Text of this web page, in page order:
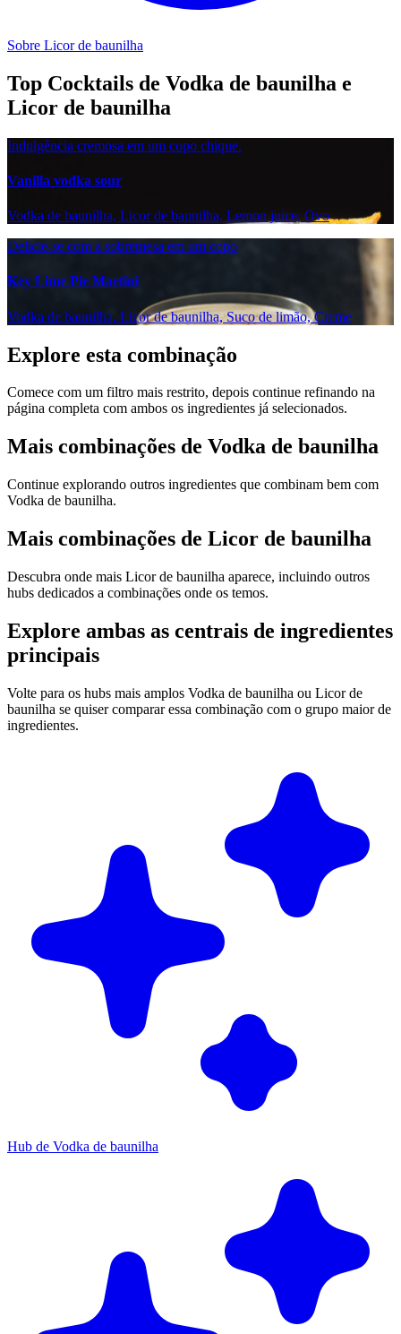
Sobre Licor de baunilha
Top Cocktails de Vodka de baunilha e
Licor de baunilha
Indulgência cremosa em um copo chique.
Vanilla vodka sour
Vodka de baunilha, Licor de baunilha, Lemon juice, Ovo
Delicie-se com a sobremesa em um copo
Key Lime Pie Martini
Vodka de baunilha, Licor de baunilha, Suco de limão, Creme
Explore esta combinação
Comece com um filtro mais restrito, depois continue refinando na
página completa com ambos os ingredientes já selecionados.
Mais combinações de Vodka de baunilha
Continue explorando outros ingredientes que combinam bem com
Vodka de baunilha.
Mais combinações de Licor de baunilha
Descubra onde mais Licor de baunilha aparece, incluindo outros
hubs dedicados a combinações onde os temos.
Explore ambas as centrais de ingredientes
principais
Volte para os hubs mais amplos Vodka de baunilha ou Licor de
baunilha se quiser comparar essa combinação com o grupo maior de
ingredientes.
Hub de Vodka de baunilha